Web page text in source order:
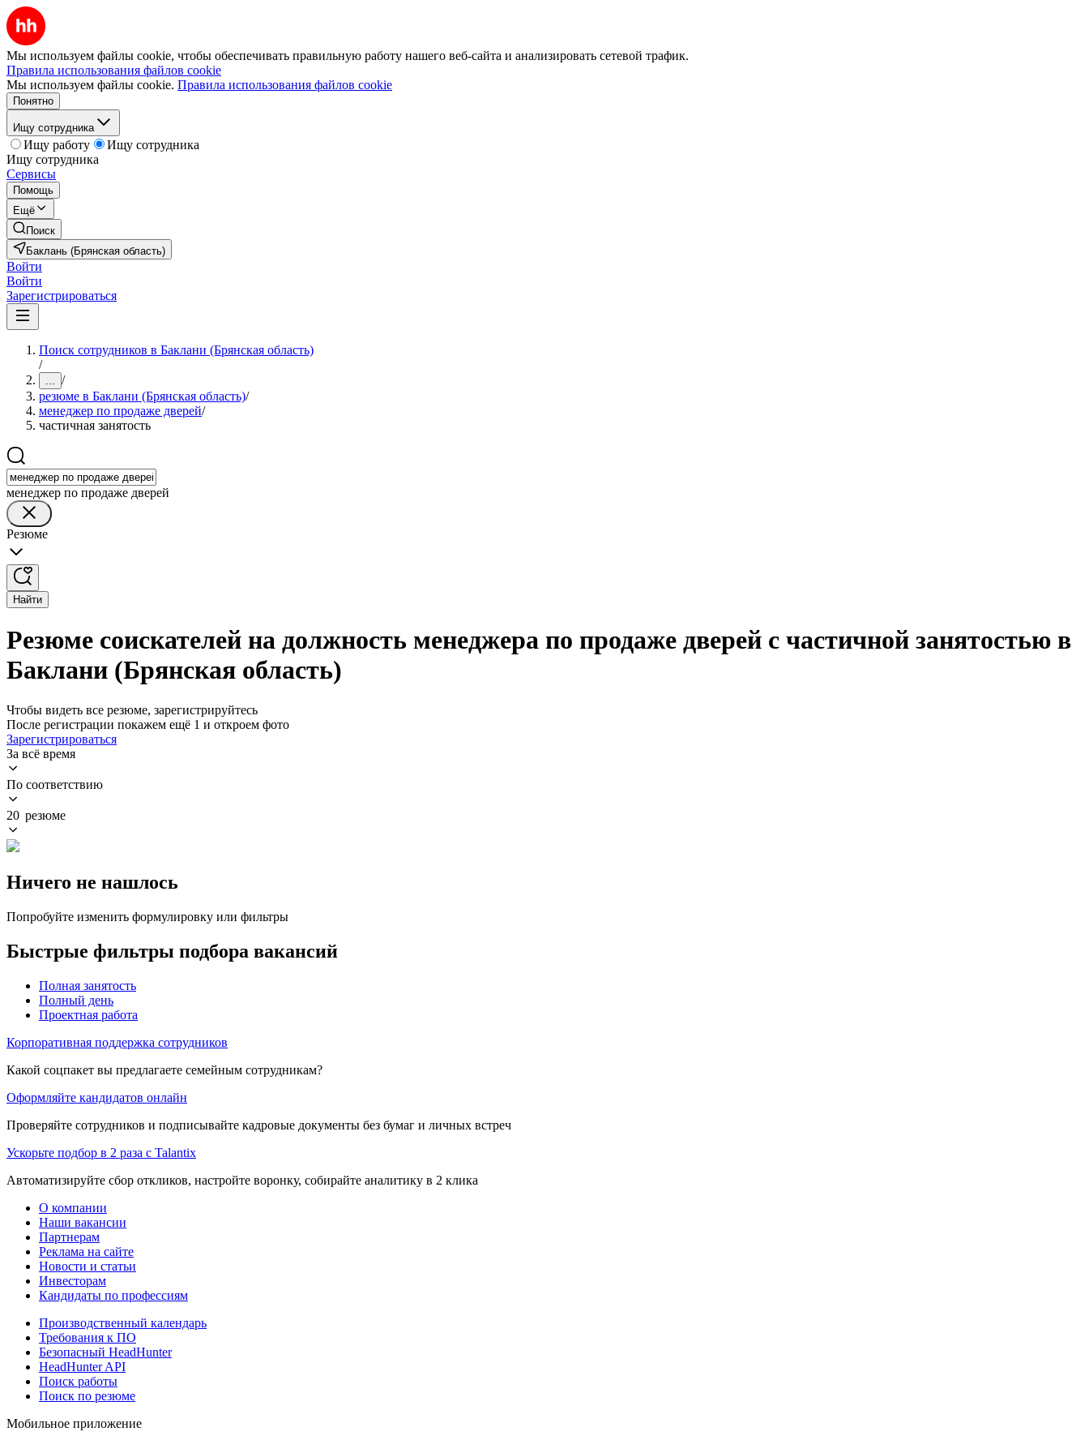
Мы используем файлы cookie, чтобы обеспечивать правильную работу нашего веб-сайта и анализировать сетевой трафик.
Правила использования файлов cookie
Мы используем файлы cookie. Правила использования файлов cookie
Понятно
Ищу сотрудника
Ищу работу
Ищу сотрудника
Ищу сотрудника
Сервисы
Помощь
Ещё
Поиск
Баклань (Брянская область)
Войти
Войти
Зарегистрироваться
Поиск сотрудников в Баклани (Брянская область)
/
... /
резюме в Баклани (Брянская область)/
менеджер по продаже дверей/
частичная занятость
менеджер по продаже дверей
Резюме
Найти
Резюме соискателей на должность менеджера по продаже дверей с частичной занятостью в
Баклани (Брянская область)
Чтобы видеть все резюме, зарегистрируйтесь
После регистрации покажем ещё 1 и откроем фото
Зарегистрироваться
За всё время
По соответствию
20 резюме
Ничего не нашлось
Попробуйте изменить формулировку или фильтры
Быстрые фильтры подбора вакансий
Полная занятость
Полный день
Проектная работа
Корпоративная поддержка сотрудников
Какой соцпакет вы предлагаете семейным сотрудникам?
Оформляйте кандидатов онлайн
Проверяйте сотрудников и подписывайте кадровые документы без бумаг и личных встреч
Ускорьте подбор в 2 раза с Talantix
Автоматизируйте сбор откликов, настройте воронку, собирайте аналитику в 2 клика
О компании
Наши вакансии
Партнерам
Реклама на сайте
Новости и статьи
Инвесторам
Кандидаты по профессиям
Производственный календарь
Требования к ПО
Безопасный HeadHunter
HeadHunter API
Поиск работы
Поиск по резюме
Мобильное приложение